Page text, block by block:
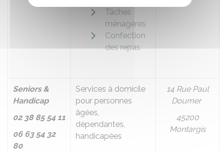
Tâches
ménagères
Confection
des repas
Seniors &
Handicap
02 38 85 54 11
06 63 54 32
80
Services à domicile
pour personnes
âgées,
dépendantes,
handicapées
14 Rue Paul
Doumer
45200
Montargis